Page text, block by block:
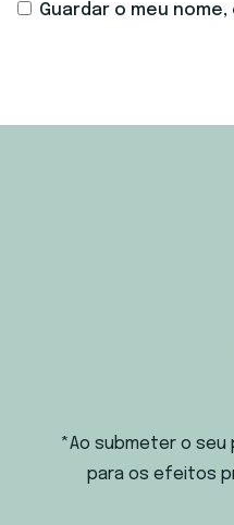
Guardar o meu
*Ao submeter o
para os efeitos